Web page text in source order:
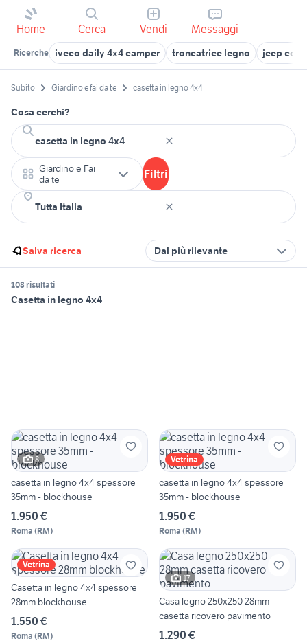
Home Cerca Vendi Messaggi
Ricerche iveco daily 4x4 camper troncatrice legno jeep
Subito Giardino e fai da te casetta in legno 4x4
Cosa cerchi?
Giardino e Fai
da te
Filtri
Salva ricerca Dal più rilevante
108 risultati
Casetta in legno 4x4
8
casetta in legno 4x4 spessore
35mm - blockhouse
1.950 €
Roma (RM)
Vetrina
casetta in legno 4x4 spessore
35mm - blockhouse
1.950 €
Roma (RM)
Vetrina
Casetta in legno 4x4 spessore
28mm blockhouse
1.550 €
Roma (RM)
17
Casa legno 250x250 28mm
casetta ricovero pavimento
1.290 €